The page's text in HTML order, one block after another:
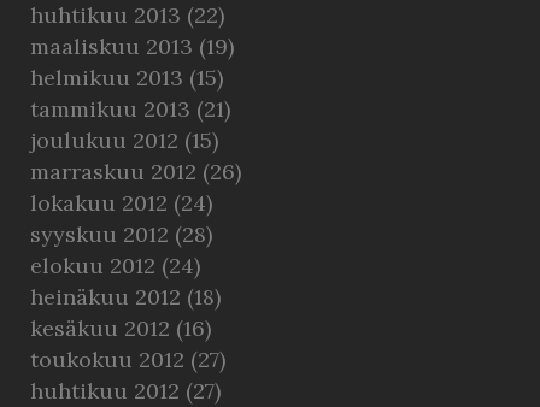
huhtikuu 2013 (22)
maaliskuu 2013 (19)
helmikuu 2013 (15)
tammikuu 2013 (21)
joulukuu 2012 (15)
marraskuu 2012 (26)
lokakuu 2012 (24)
syyskuu 2012 (28)
elokuu 2012 (24)
heinäkuu 2012 (18)
kesäkuu 2012 (16)
toukokuu 2012 (27)
huhtikuu 2012 (27)